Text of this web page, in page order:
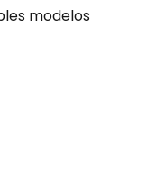
modelos